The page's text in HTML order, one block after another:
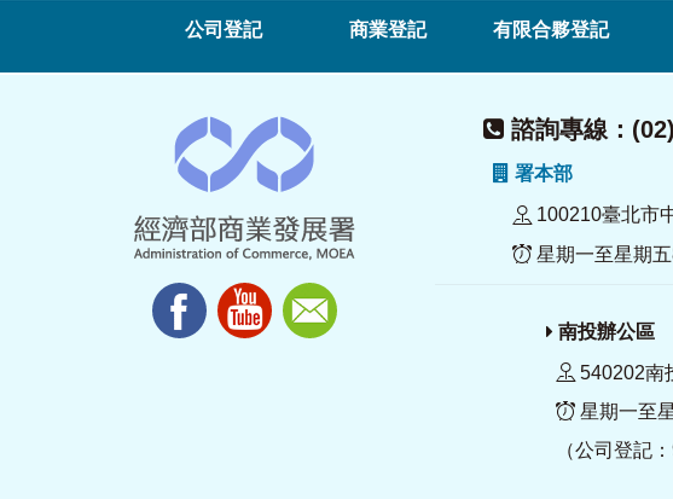
公司登記 商業登記 有限合夥登記
諮詢專線：
署本部
100210臺北市
星期一至星期五
南投辦公區
540202南
星期一至
（公司登記